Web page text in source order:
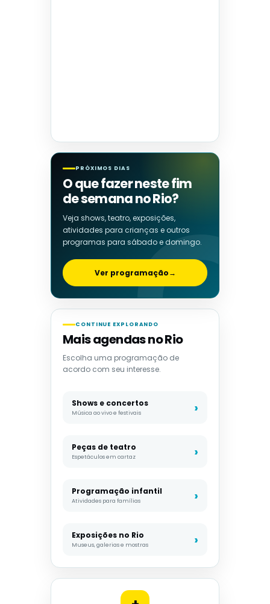
PRÓXIMOS DIAS
O que fazer neste fim
de semana no Rio?
Veja shows, teatro, exposições,
atividades para crianças e outros
programas para sábado e domingo.
Ver programação→
CONTINUE EXPLORANDO
Mais agendas no Rio
Escolha uma programação de
acordo com seu interesse.
Shows e concertos
Música ao vivo e festivais
Peças de teatro
Espetáculos em cartaz
Programação infantil
Atividades para famílias
Exposições no Rio
Museus, galerias e mostras